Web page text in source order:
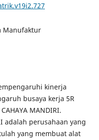
Manufaktur
kinerja
busaya kerja 5R
MANDIRI.
adalah perusahaan yang
yang membuat alat